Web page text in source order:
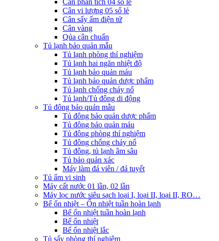
Cân vi lượng 05 số lẻ
Cân sấy ẩm điện tử
Cân vàng
Qủa cân chuẩn
Tủ lạnh bảo quản mẫu
Tủ lạnh phòng thí nghiệm
Tủ lạnh hai ngăn nhiệt độ
Tủ lạnh bảo quản máu
Tủ lạnh bảo quản dược phẩm
Tủ lạnh chống cháy nổ
Tủ lạnh/Tủ đông di động
Tủ đông bảo quản mẫu
Tủ đông bảo quản dược phẩm
Tủ đông bảo quản máu
Tủ đông phòng thí nghiệm
Tủ đông chống cháy nổ
Tủ đông, tủ lạnh âm sâu
Tủ bảo quản xác
Máy làm đá viên / đá tuyết
Tủ ấm vi sinh
Máy cất nước 01 lần, 02 lần
Máy lọc nước siêu sạch loại I, loại II, loại II, RO…
Bể ổn nhiệt – Ổn nhiệt tuần hoàn lạnh
Bể ổn nhiệt tuần hoàn lạnh
Bể ổn nhiệt
Bể ổn nhiệt lắc
Tủ sấy phòng thí nghiệm